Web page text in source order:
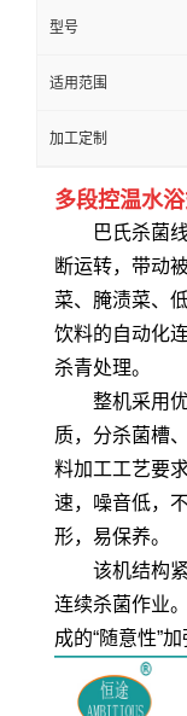
型号
适用范围
加工定制
多段控温水
巴氏杀菌线
断运转，带动
菜、腌渍菜、
饮料的自动化
杀青处理。
整机采用优
质，分杀菌槽
料加工工艺要
速，噪音低，
形，易保养。
该机结构紧
连续杀菌作业
成的“随意性”